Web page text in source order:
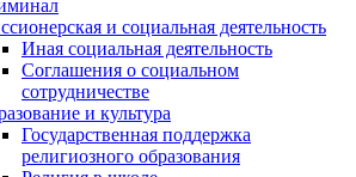
и социальная деятельность
Иная социальная деятельность
Соглашения о социальном
сотрудничестве
и культура
Государственная поддержка
религиозного образования